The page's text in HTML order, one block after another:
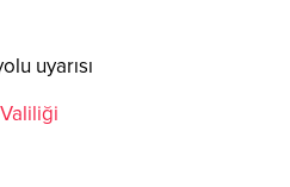
uyarısı